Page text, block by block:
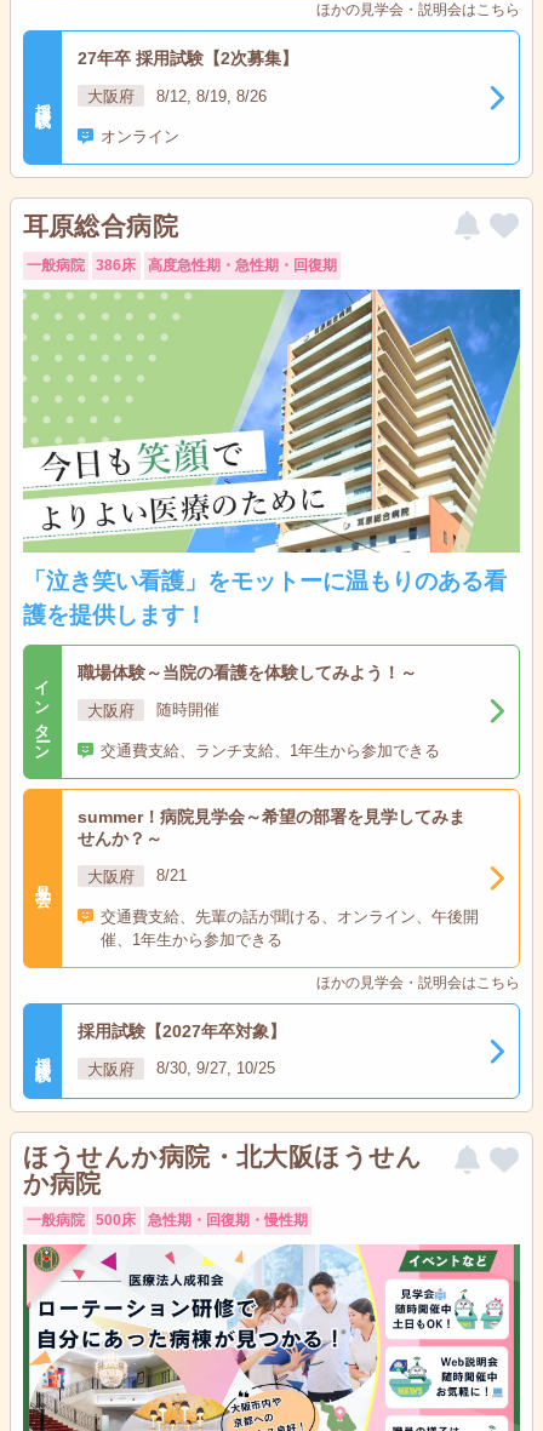
ほかの見学会・説明会はこちら
27年卒 採用試験【2次募集】
大阪府 8/12, 8/19, 8/26
オンライン
耳原総合病院
一般病院 386床 高度急性期・急性期・回復期
「泣き笑い看護」をモットーに温もりのある看
護を提供します！
インターン 職場体験～当院の看護を体験してみよう！～
大阪府 随時開催
交通費支給、ランチ支給、1年生から参加できる
summer！病院見学会～希望の部署を見学してみま
せんか？～
大阪府 8/21
交通費支給、先輩の話が聞ける、オンライン、午後開
催、1年生から参加できる
ほかの見学会・説明会はこちら
採用試験【2027年卒対象】
大阪府 8/30, 9/27, 10/25
ほうせんか病院・北大阪ほうせん
か病院
一般病院 500床 急性期・回復期・慢性期